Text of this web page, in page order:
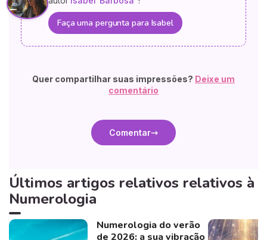
Faça uma pergunta para Isabel
Quer compartilhar suas impressões? Deixe um
comentário
Comentar
Últimos artigos relativos relativos à
Numerologia
Numerologia do verão
de 2026: a sua vibração